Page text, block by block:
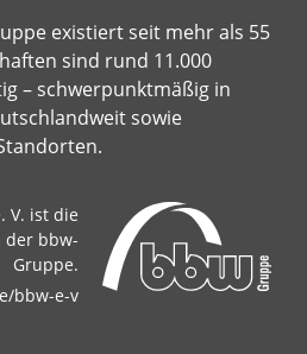
existiert seit mehr als 55
sind rund 11.000
– schwerpunktmäßig in
sowie
V. ist die
der bbw-
Gruppe.
bbw-e-v